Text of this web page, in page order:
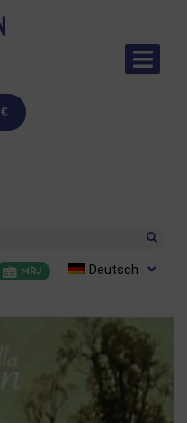
€
MRJ Deutsch